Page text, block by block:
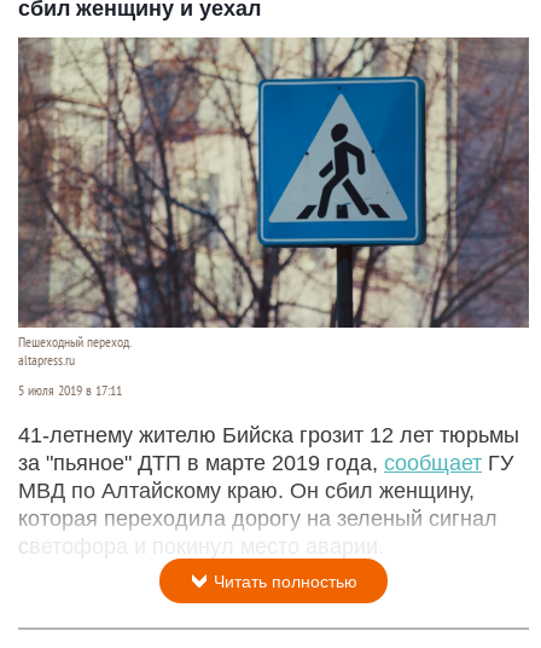
сбил женщину и уехал
Пешеходный переход.
altapress.ru
5 июля 2019 в 17:11
41-летнему жителю Бийска грозит 12 лет тюрьмы
за "пьяное" ДТП в марте 2019 года, сообщает ГУ
МВД по Алтайскому краю. Он сбил женщину,
которая переходила дорогу на зеленый сигнал
светофора и покинул место аварии.
Читать полностью